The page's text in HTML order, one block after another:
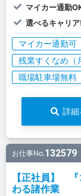
マイカー通勤
選べるキャリ
マイカー通勤可
残業すくなめ（
職場駐車場無料
詳細
お仕事No.132579
【正社員】 『
わる諸作業